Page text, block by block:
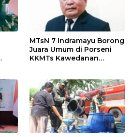
MTsN 7 Indramayu Borong
Juara Umum di Porseni
KKMTs Kawedanan